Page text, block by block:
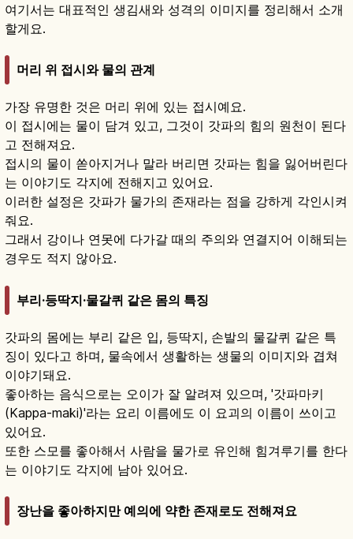
여기서는 대표적인 생김새와 성격의 이미지를 정리해서 소개
할게요.
머리 위 접시와 물의 관계
가장 유명한 것은 머리 위에 있는 접시예요.
이 접시에는 물이 담겨 있고, 그것이 갓파의 힘의 원천이 된다
고 전해져요.
접시의 물이 쏟아지거나 말라 버리면 갓파는 힘을 잃어버린다
는 이야기도 각지에 전해지고 있어요.
이러한 설정은 갓파가 물가의 존재라는 점을 강하게 각인시켜
줘요.
그래서 강이나 연못에 다가갈 때의 주의와 연결지어 이해되는
경우도 적지 않아요.
부리·등딱지·물갈퀴 같은 몸의 특징
갓파의 몸에는 부리 같은 입, 등딱지, 손발의 물갈퀴 같은 특
징이 있다고 하며, 물속에서 생활하는 생물의 이미지와 겹쳐
이야기돼요.
좋아하는 음식으로는 오이가 잘 알려져 있으며, '갓파마키
(Kappa-maki)'라는 요리 이름에도 이 요괴의 이름이 쓰이고
있어요.
또한 스모를 좋아해서 사람을 물가로 유인해 힘겨루기를 한다
는 이야기도 각지에 남아 있어요.
장난을 좋아하지만 예의에 약한 존재로도 전해져요